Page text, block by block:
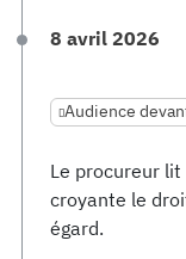
8 avril 2026
Audience
Le procureur lit
croyante le
égard.